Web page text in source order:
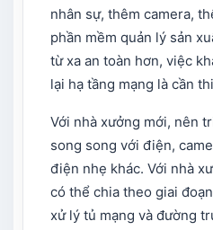
nhân sự, thêm camera,
phần mềm quản lý sản
từ xa an toàn hơn, việc
lại hạ tầng mạng là cần
Với nhà xưởng mới, nên
song song với điện,
điện nhẹ khác. Với nhà
có thể chia theo giai
xử lý tủ mạng và đường